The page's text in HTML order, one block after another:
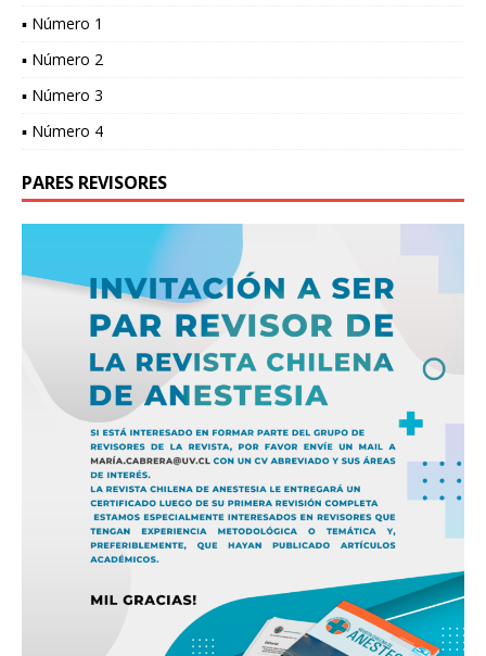
▪ Número 1
▪ Número 2
▪ Número 3
▪ Número 4
PARES REVISORES